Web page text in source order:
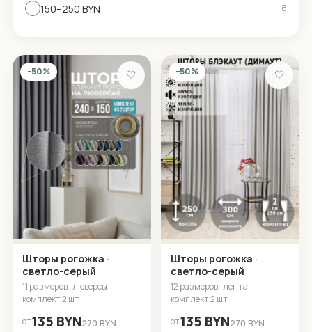
150–250 BYN 8
−50% 🤍
Шторы рогожка ·
светло-серый
11 размеров · люверсы ·
комплект 2 шт
от135 BYN270 BYN
−50% 🤍
Шторы рогожка ·
светло-серый
12 размеров · лента ·
комплект 2 шт
от135 BYN270 BYN